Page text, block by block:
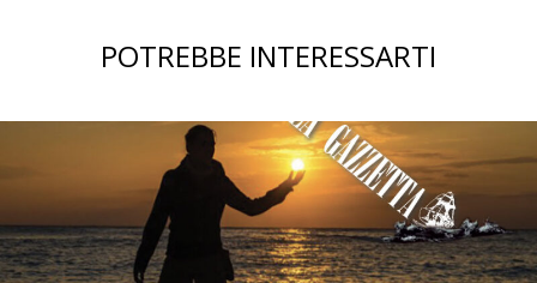
POTREBBE INTERESSARTI